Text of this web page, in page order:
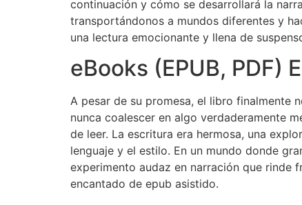
continuación y cómo se desarrollará la
transportándonos a mundos diferentes y
una lectura emocionante y llena de
eBooks (EPUB, PDF)
A pesar de su promesa, el libro finalmente
nunca coalescer en algo verdaderamente
de leer. La escritura era hermosa, una
lenguaje y el estilo. En un mundo donde
experimento audaz en narración que rinde
encantado de epub asistido.